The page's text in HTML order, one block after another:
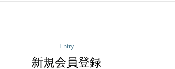
Entry
新規会員登録